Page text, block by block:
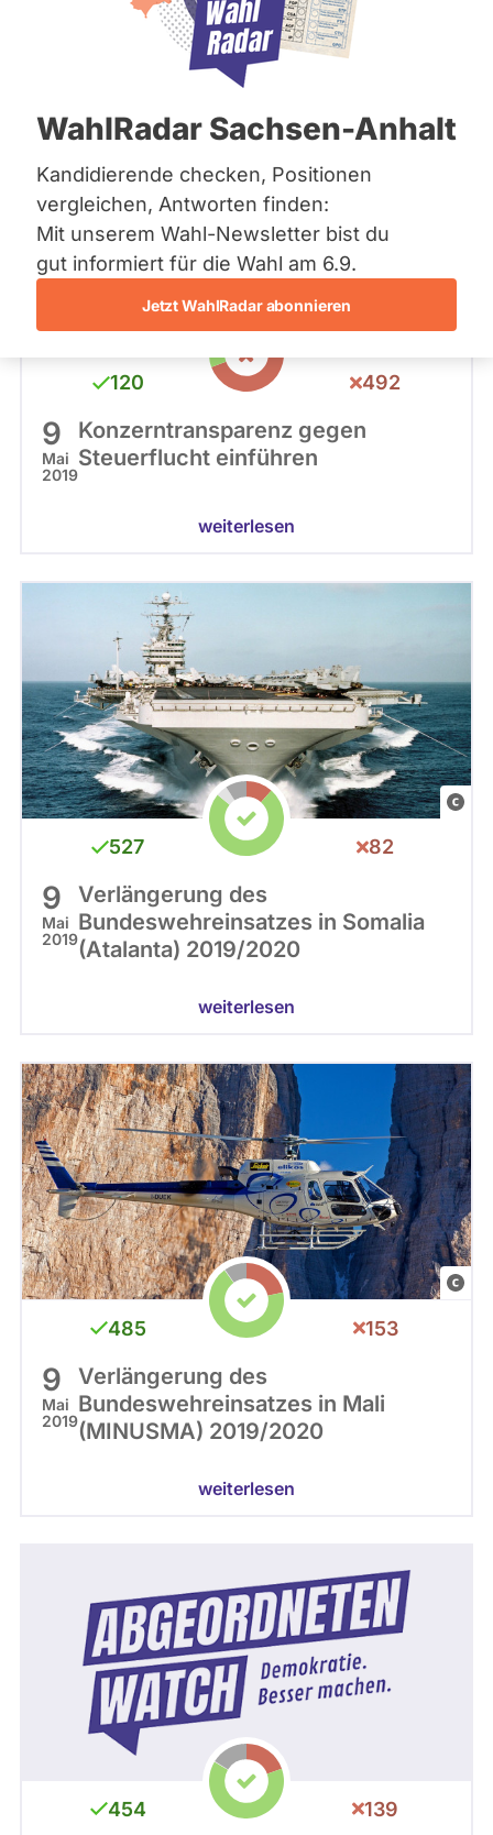
Bremen
Hamburg
Mecklenburg-Vorpommern
Nordrhein-Westfalen
Saarland
Sachsen
Sachsen-Anhalt
Sachsen-Anhalt
Schleswig-Holstein
Thüringen
Archiv
Über uns
WahlRadar Sachsen-Anhalt
Kandidierende checken, Positionen
vergleichen, Antworten finden:
Mit unserem Wahl-Newsletter bist du
gut informiert für die Wahl am 6.9.
Jetzt WahlRadar abonnieren
Themen
- Alle -
Datum
120 492
9
Mai
2019
Konzerntransparenz gegen
Steuerflucht einführen
weiterlesen
C
527 82
9
Mai
2019
Verlängerung des
Bundeswehreinsatzes in Somalia
(Atalanta) 2019/2020
weiterlesen
C
485 153
9
Mai
2019
Verlängerung des
Bundeswehreinsatzes in Mali
(MINUSMA) 2019/2020
weiterlesen
454 139